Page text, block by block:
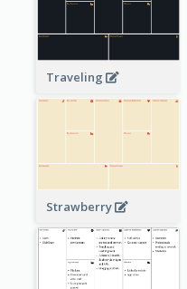
Traveling
Strawberry